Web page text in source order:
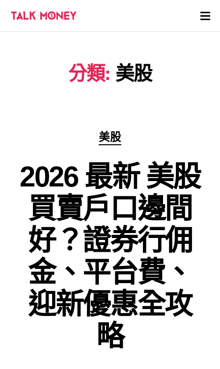
虛擬貨幣
分類: 美股
分
類
美股
2026 最新 美股
買賣戶口邊間
好？證券行佣
金、平台費、
迎新優惠全攻
略